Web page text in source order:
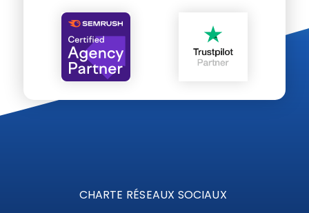
CHARTE RÉSEAUX SOCIAUX